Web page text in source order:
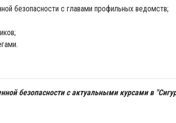
безопасности с главами профильных ведомств;
безопасности с актуальными курсами в